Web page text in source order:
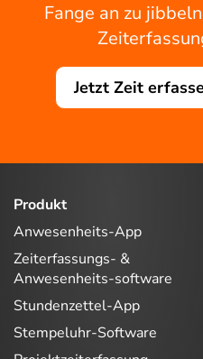
Fange an zu
Jetzt Zeit
Produkt
Anwesenheits-App
Zeiterfassungs- &
Anwesenheits-software
Stundenzettel-App
Stempeluhr-Software